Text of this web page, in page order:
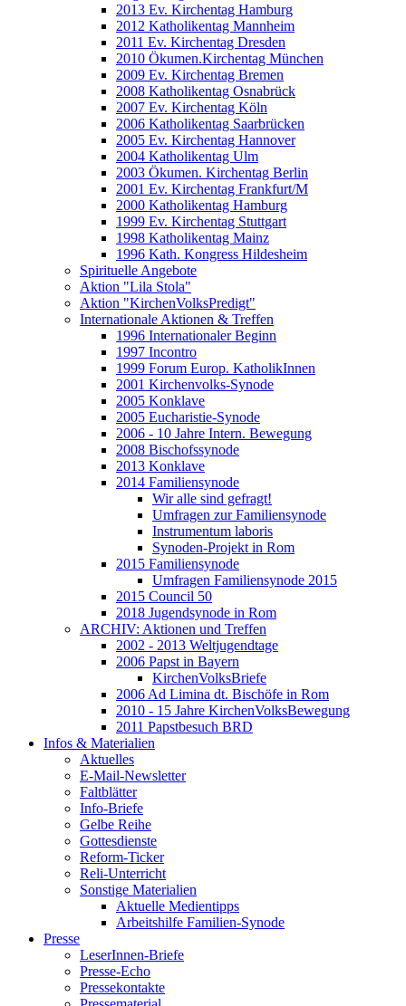
2013 Ev. Kirchentag Hamburg
2012 Katholikentag Mannheim
2011 Ev. Kirchentag Dresden
2010 Ökumen.Kirchentag München
2009 Ev. Kirchentag Bremen
2008 Katholikentag Osnabrück
2007 Ev. Kirchentag Köln
2006 Katholikentag Saarbrücken
2005 Ev. Kirchentag Hannover
2004 Katholikentag Ulm
2003 Ökumen. Kirchentag Berlin
2001 Ev. Kirchentag Frankfurt/M
2000 Katholikentag Hamburg
1999 Ev. Kirchentag Stuttgart
1998 Katholikentag Mainz
1996 Kath. Kongress Hildesheim
Spirituelle Angebote
Aktion "Lila Stola"
Aktion "KirchenVolksPredigt"
Internationale Aktionen & Treffen
1996 Internationaler Beginn
1997 Incontro
1999 Forum Europ. KatholikInnen
2001 Kirchenvolks-Synode
2005 Konklave
2005 Eucharistie-Synode
2006 - 10 Jahre Intern. Bewegung
2008 Bischofssynode
2013 Konklave
2014 Familiensynode
Wir alle sind gefragt!
Umfragen zur Familiensynode
Instrumentum laboris
Synoden-Projekt in Rom
2015 Familiensynode
Umfragen Familiensynode 2015
2015 Council 50
2018 Jugendsynode in Rom
ARCHIV: Aktionen und Treffen
2002 - 2013 Weltjugendtage
2006 Papst in Bayern
KirchenVolksBriefe
2006 Ad Limina dt. Bischöfe in Rom
2010 - 15 Jahre KirchenVolksBewegung
2011 Papstbesuch BRD
Infos & Materialien
Aktuelles
E-Mail-Newsletter
Faltblätter
Info-Briefe
Gelbe Reihe
Gottesdienste
Reform-Ticker
Reli-Unterricht
Sonstige Materialien
Aktuelle Medientipps
Arbeitshilfe Familien-Synode
Presse
LeserInnen-Briefe
Presse-Echo
Pressekontakte